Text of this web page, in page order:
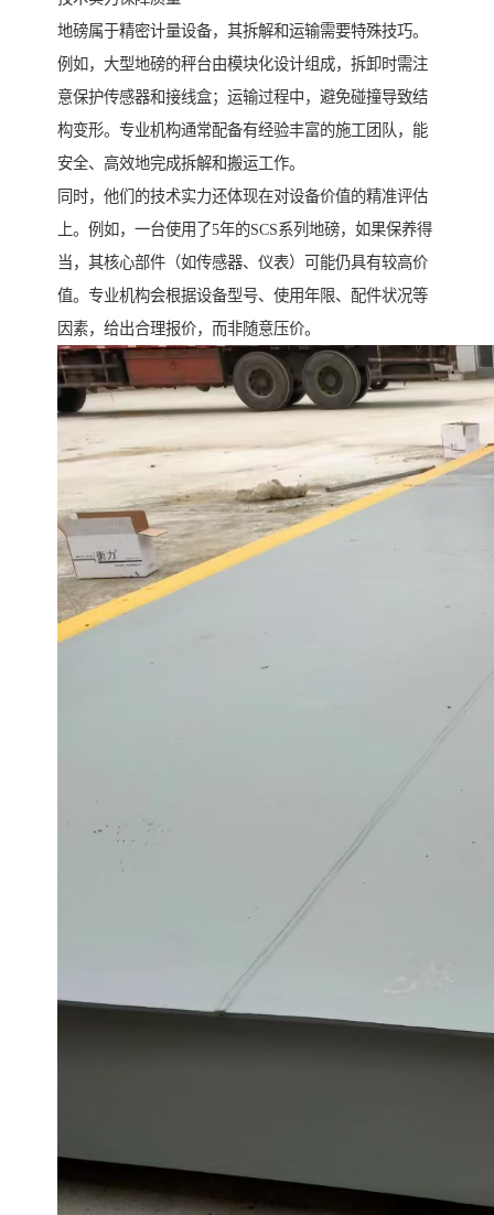
地磅属于精密计量设备，其拆解和运输需要特殊技巧。
例如，大型地磅的秤台由模块化设计组成，拆卸时需注
意保护传感器和接线盒；运输过程中，避免碰撞导致结
构变形。专业机构通常配备有经验丰富的施工团队，能
安全、高效地完成拆解和搬运工作。
同时，他们的技术实力还体现在对设备价值的精准评估
上。例如，一台使用了5年的SCS系列地磅，如果保养得
当，其核心部件（如传感器、仪表）可能仍具有较高价
值。专业机构会根据设备型号、使用年限、配件状况等
因素，给出合理报价，而非随意压价。